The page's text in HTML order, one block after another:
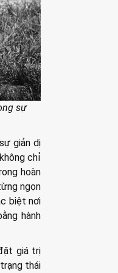
sự
giản dị
chỉ
hoàn
ngọn
biệt nơi
hành
giá trị
thái